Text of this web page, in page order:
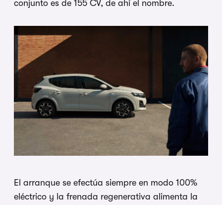
conjunto es de 155 CV, de ahí el nombre.
El arranque se efectúa siempre en modo 100%
eléctrico y la frenada regenerativa alimenta la